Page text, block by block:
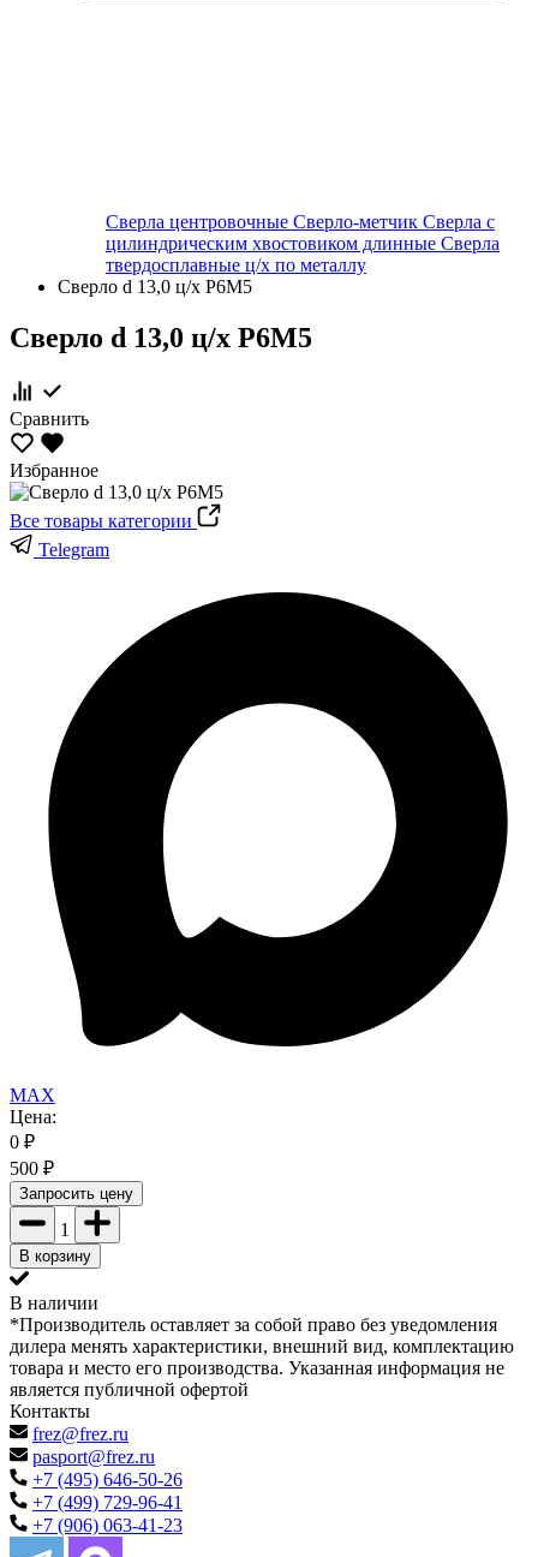
Сверла центровочные Сверло-метчик Сверла с
цилиндрическим хвостовиком длинные Сверла
твердосплавные ц/х по металлу
Сверло d 13,0 ц/х Р6М5
Сверло d 13,0 ц/х Р6М5
Сравнить
Избранное
Все товары категории
Telegram
MAX
Цена:
0 ₽
500 ₽
Запросить цену
1
В корзину
В наличии
*Производитель оставляет за собой право без уведомления
дилера менять характеристики, внешний вид, комплектацию
товара и место его производства. Указанная информация не
является публичной офертой
Контакты
frez@frez.ru
pasport@frez.ru
+7 (495) 646-50-26
+7 (499) 729-96-41
+7 (906) 063-41-23